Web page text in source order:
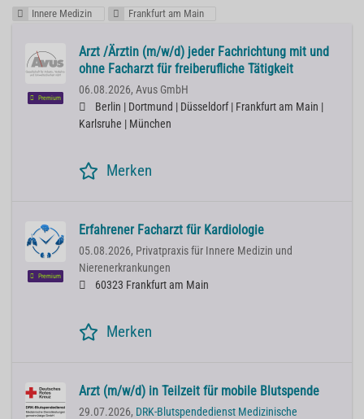
Innere Medizin Frankfurt am Main
Premium
Arzt /Ärztin (m/w/d) jeder Fachrichtung mit und
ohne Facharzt für freiberufliche Tätigkeit
06.08.2026, Avus GmbH
Berlin | Dortmund | Düsseldorf | Frankfurt am Main |
Karlsruhe | München
Merken
Premium
Erfahrener Facharzt für Kardiologie
05.08.2026, Privatpraxis für Innere Medizin und
Nierenerkrankungen
60323 Frankfurt am Main
Merken
Arzt (m/w/d) in Teilzeit für mobile Blutspende
29.07.2026, DRK-Blutspendedienst Medizinische